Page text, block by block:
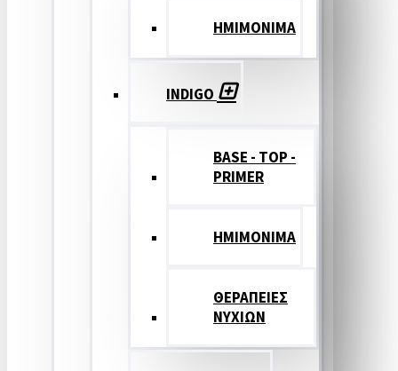
ΗΜΙΜΟΝΙΜΑ
INDIGO
BASE - TOP -
PRIMER
HMIMONIMA
ΘΕΡΑΠΕΙΕΣ
ΝΥΧΙΩΝ